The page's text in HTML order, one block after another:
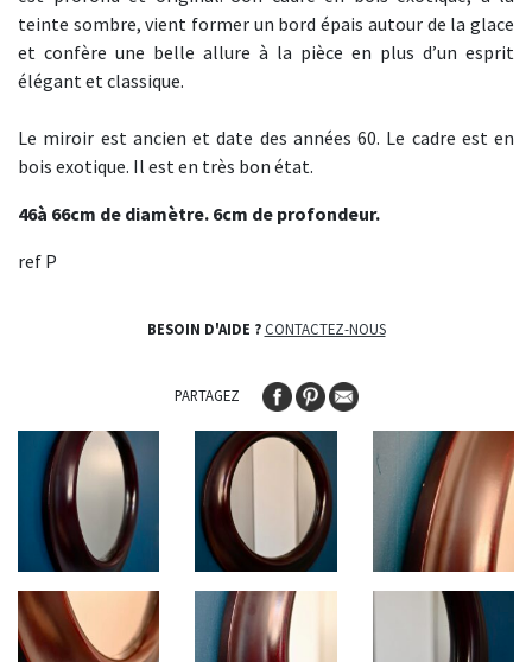
teinte sombre, vient former un bord épais autour de la glace
et confère une belle allure à la pièce en plus d’un esprit
élégant et classique.
Le miroir est ancien et date des années 60. Le cadre est en
bois exotique. Il est en très bon état.
46à 66cm de diamètre. 6cm de profondeur.
ref P
BESOIN D'AIDE ? CONTACTEZ-NOUS
PARTAGEZ